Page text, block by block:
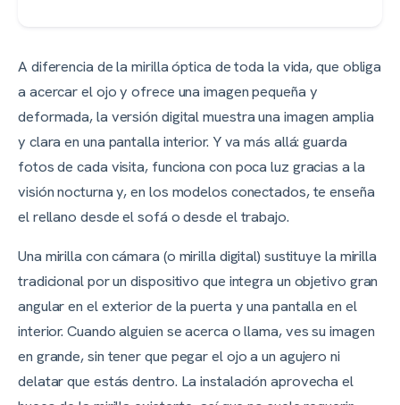
A diferencia de la mirilla óptica de toda la vida, que obliga
a acercar el ojo y ofrece una imagen pequeña y
deformada, la versión digital muestra una imagen amplia
y clara en una pantalla interior. Y va más allá: guarda
fotos de cada visita, funciona con poca luz gracias a la
visión nocturna y, en los modelos conectados, te enseña
el rellano desde el sofá o desde el trabajo.
Una mirilla con cámara (o mirilla digital) sustituye la mirilla
tradicional por un dispositivo que integra un objetivo gran
angular en el exterior de la puerta y una pantalla en el
interior. Cuando alguien se acerca o llama, ves su imagen
en grande, sin tener que pegar el ojo a un agujero ni
delatar que estás dentro. La instalación aprovecha el